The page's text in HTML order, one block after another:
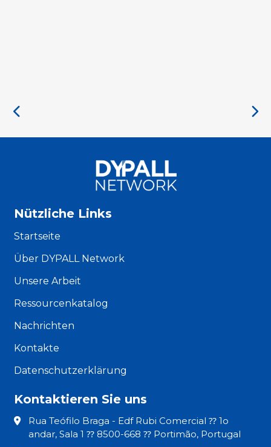
Nützliche Links
Startseite
Über DYPALL Network
Unsere Arbeit
Ressourcenkatalog
Nachrichten
Kontakte
Datenschutzerklärung
Kontaktieren Sie uns
Rua Teófilo Braga - Edf Rubi Comercial ⁇ 1o
andar, Sala 1 ⁇ 8500-668 ⁇ Portimão, Portugal